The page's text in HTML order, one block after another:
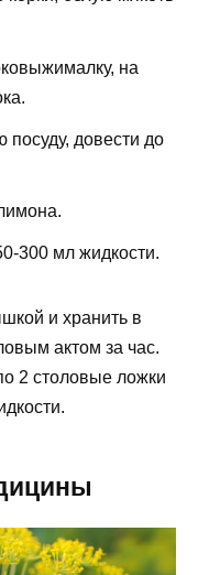
на
довести до
300 мл жидкости.
и хранить в
актом за час.
2 столовые ложки